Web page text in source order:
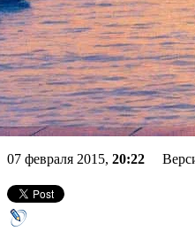
«Я, или Бог,
заметки на
«Маскарада»
Мейерхольда
07 февраля 2015, 20:22